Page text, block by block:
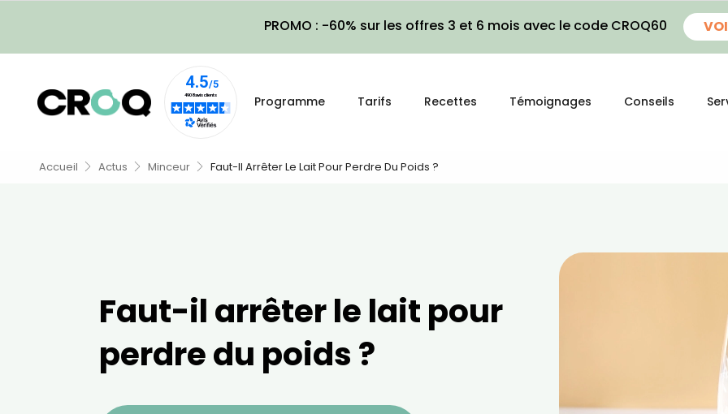
PROMO : -60% sur les offres 3 et 6 mois avec le code CROQ60
Programme Tarifs Recettes Témoignages Conseils
Accueil Actus Minceur Faut-Il Arrêter Le Lait Pour Perdre Du Poids ?
Faut-il arrêter le lait pour
perdre du poids ?